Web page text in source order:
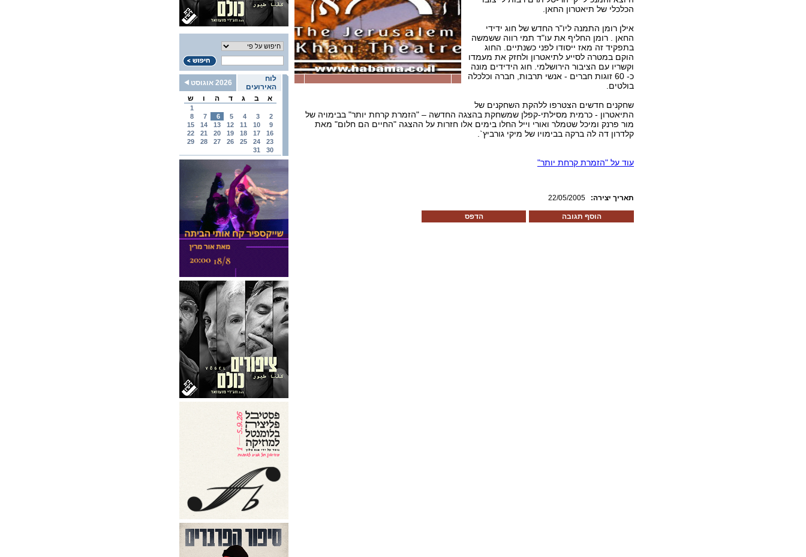
לוח
האירועים
2026 אוגוסט
א
ב ג ד ה ו ש
1
2
3
4
5
6
7
8
9
10
11
12
13
14
15
16
17
18
19
20
21
22
23
24
25
26
27
28
29
30
31
הכלכלי של תיאטרון החאן.
אילן רומן התמנה ליו"ר החדש של חוג ידידי
החאן . רומן החליף את עו"ד תמי רווה ששמשה
בתפקיד זה מאז ייסודו לפני כשנתיים. החוג
הוקם במטרה לסייע לתיאטרון ולחזק את מעמדו
וקשריו עם הציבור הירושלמי. חוג הידידים מונה
כ- 60 זוגות חברים - אנשי תרבות, חברה וכלכלה
בולטים.
שחקנים חדשים הצטרפו ללהקת השחקנים של
התיאטרון - כרמית מסילתי-קפלן שמשחקת בהצגה החדשה – "הזמרת קרחת יותר" בבימויה של
מור פרנק ומיכל שטמלר ואורי וייל החלו בימים אלו חזרות על ההצגה "החיים הם חלום" מאת
קלדרון דה לה ברקה בבימויו של מיקי גורביץ`.
עוד על "הזמרת קרחת יותר"
22/05/2005 :תאריך יצירה
הדפס הוסף תגובה